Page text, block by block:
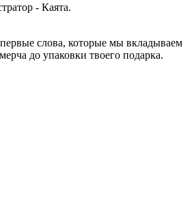
- Каята.
слова, которые мы вкладываем
до упаковки твоего подарка.